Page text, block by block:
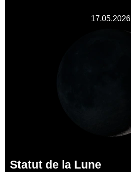
17.05.2026
Statut de la Lune